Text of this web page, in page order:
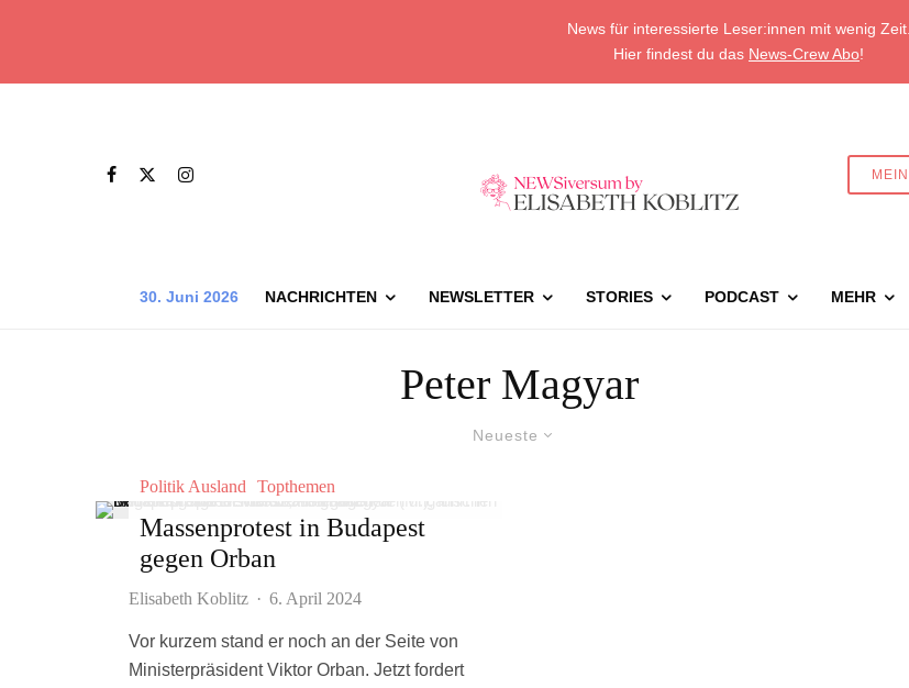
News für interessierte Leser:innen mit wenig Zeit.
Hier findest du das News-Crew Abo!
30. Juni 2026 NACHRICHTEN NEWSLETTER STORIES PODCAST MEHR
Peter Magyar
Neueste
Politik Ausland Topthemen
Massenprotest in Budapest
gegen Orban
Elisabeth Koblitz · 6. April 2024
Vor kurzem stand er noch an der Seite von
Ministerpräsident Viktor Orban. Jetzt fordert